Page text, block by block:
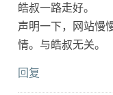
皓叔一路走好。
声明一下，网站慢
情。与皓叔无关。
回复